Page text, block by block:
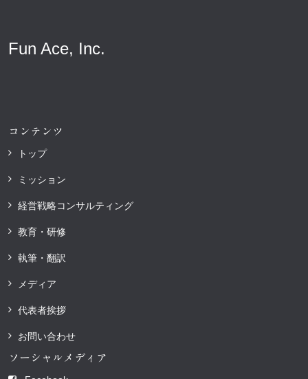
Fun Ace, Inc.
コンテンツ
トップ
ミッション
経営戦略コンサルティング
教育・研修
執筆・翻訳
メディア
代表者挨拶
お問い合わせ
ソーシャルメディア